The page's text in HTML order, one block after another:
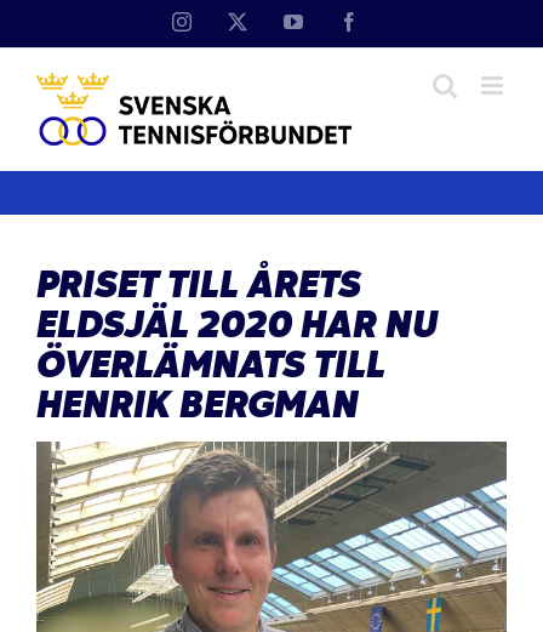
Instagram YouTube
PRISET TILL ÅRETS
ELDSJÄL 2020 HAR NU
ÖVERLÄMNATS TILL
HENRIK BERGMAN